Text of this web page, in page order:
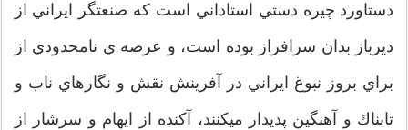
دستاورد چيره دستي استاداني است كه صنعتگر ايراني از
ديرباز بدان سرافراز بوده است، و عرصه ي نامحدودي از
براي بروز نبوغ ايراني در آفرينش نقش و نگارهاي ناب و
تابناك و آهنگين پديدار ميكنند، آكنده از ايهام و سرشار از